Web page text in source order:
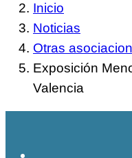
Inicio
Noticias
Otras
Exposición
Valencia